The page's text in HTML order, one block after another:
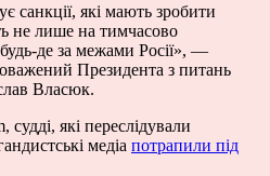
санкції, які мають зробити
не лише на тимчасово
де за межами Росії», —
Президента з питань
Власюк.
які переслідували
медіа потрапили під